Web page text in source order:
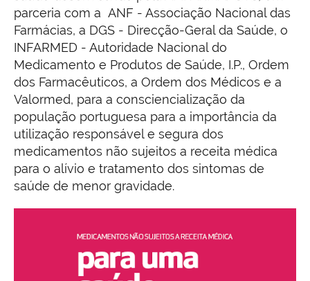
parceria com a ANF - Associação Nacional das
Farmácias, a DGS - Direcção-Geral da Saúde, o
INFARMED - Autoridade Nacional do
Medicamento e Produtos de Saúde, I.P., Ordem
dos Farmacêuticos, a Ordem dos Médicos e a
Valormed, para a consciencialização da
população portuguesa para a importância da
utilização responsável e segura dos
medicamentos não sujeitos a receita médica
para o alívio e tratamento dos sintomas de
saúde de menor gravidade.